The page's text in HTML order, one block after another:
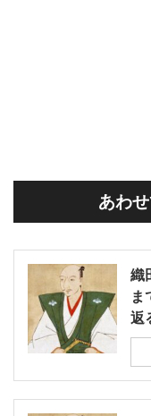
あわ
織
ま
返